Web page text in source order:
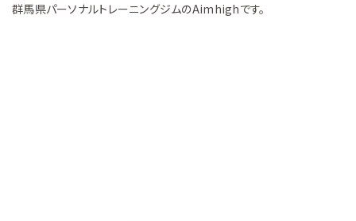
群馬県パーソナルトレーニングジムのAimhighです。